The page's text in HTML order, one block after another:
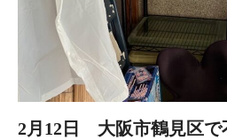
2月12日 大阪市鶴見区で